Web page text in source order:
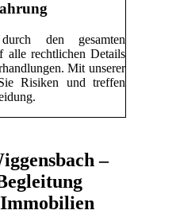
den gesamten
alle rechtlichen Details
Mit unserer
Risiken und treffen
–